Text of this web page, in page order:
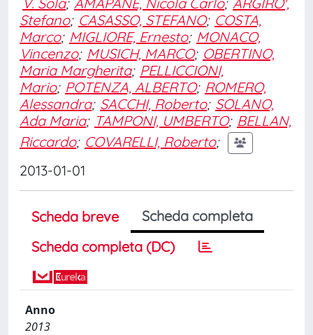
Stefano; CASASSO, STEFANO; COSTA,
Marco; MIGLIORE, Ernesto; MONACO,
Vincenzo; MUSICH, MARCO; OBERTINO,
Maria Margherita; PELLICCIONI,
Mario; POTENZA, ALBERTO; ROMERO,
Alessandra; SACCHI, Roberto; SOLANO,
Ada Maria; TAMPONI, UMBERTO; BELLAN,
Riccardo; COVARELLI, Roberto;
2013-01-01
Scheda breve
Scheda completa
Scheda completa (DC)
Anno
2013